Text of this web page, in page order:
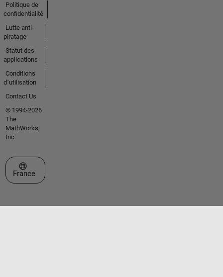
Politique de
confidentialité
Lutte anti-
piratage
Statut des
applications
Conditions
d՚utilisation
Contact Us
© 1994-2026
The
MathWorks,
Inc.
Sélectionner un site web
France